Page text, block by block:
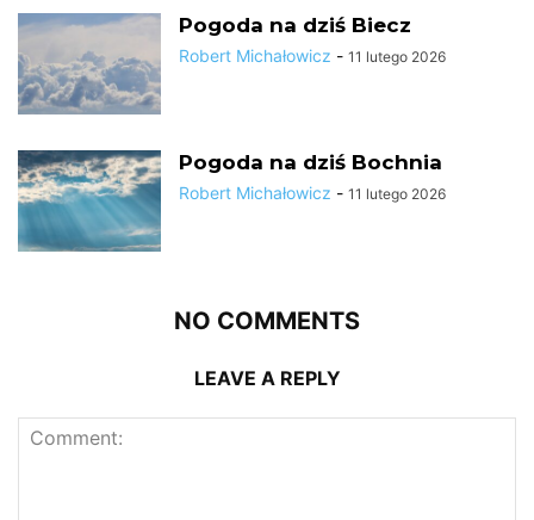
Pogoda na dziś Biecz
Robert Michałowicz - 11 lutego 2026
Pogoda na dziś Bochnia
Robert Michałowicz - 11 lutego 2026
NO COMMENTS
LEAVE A REPLY